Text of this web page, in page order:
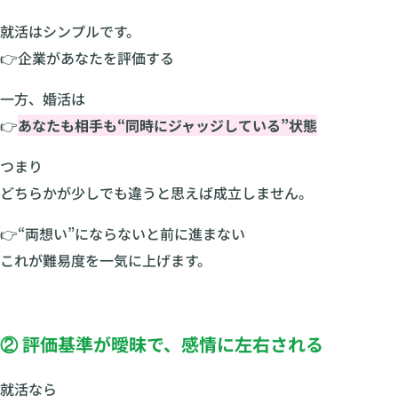
就活はシンプルです。
👉企業があなたを評価する
一方、婚活は
👉あなたも相手も“同時にジャッジしている”状態
つまり
どちらかが少しでも違うと思えば成立しません。
👉“両想い”にならないと前に進まない
これが難易度を一気に上げます。
② 評価基準が曖昧で、感情に左右される
就活なら